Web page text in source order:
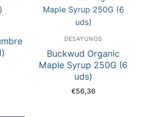
DESAYUNOS
Buckwud Organic
Maple Syrup 250G (6
uds)
€56,36